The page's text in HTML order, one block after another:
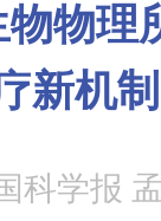
物物
新机制
科学报